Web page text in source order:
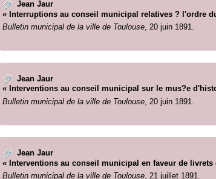
Jean Jaur
« Interruptions au conseil municipal relatives ? l'ordre
Bulletin municipal de la ville de Toulouse, 20 juin 1891.
Jean Jaur
« Interventions au conseil municipal sur le mus?e
Bulletin municipal de la ville de Toulouse, 20 juin 1891.
Jean Jaur
« Interventions au conseil municipal en faveur de
Bulletin municipal de la ville de Toulouse, 21 juillet 1891.